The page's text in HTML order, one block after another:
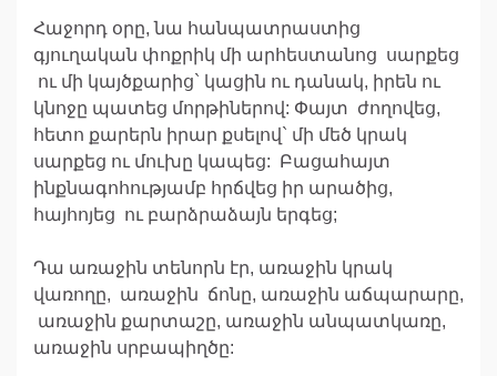
Հաջորդ օրը, նա հանպատրաստից
գյուղական փոքրիկ մի արհեստանոց սարքեց
ու մի կայծքարից` կացին ու դանակ, իրեն ու
կնոջը պատեց մորթիներով: Փայտ ժողովեց,
հետո քարերն իրար քսելով` մի մեծ կրակ
սարքեց ու մուխը կապեց: Բացահայտ
ինքնագոհությամբ հրճվեց իր արածից,
հայհոյեց ու բարձրաձայն երգեց;
Դա առաջին տենորն էր, առաջին կրակ
վառողը, առաջին ճոնը, առաջին աճպարարը,
առաջին քարտաշը, առաջին անպատկառը,
առաջին սրբապիղծը: